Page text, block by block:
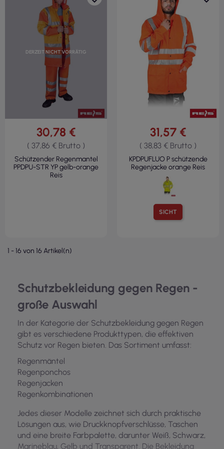
DERZEIT NICHT VORRÄTIG
30,78 €
( 37,86 € Brutto )
Schützender Regenmantel
PPDPU-STR YP gelb-orange
Reis
SICHT
31,57 €
( 38,83 € Brutto )
KPDPUFLUO P schützende
Regenjacke orange Reis
1 - 16 von 16 Artikel(n)
Schutzbekleidung gegen Regen -
große Auswahl
In der Kategorie der Schutzbekleidung gegen Regen
gibt es verschiedene Produkttypen, die effektiven
Schutz vor Regen bieten. Das Sortiment umfasst:
Regenmäntel
Regenponchos
Regenjacken
Regenkombinationen
Jedes dieser Modelle zeichnet sich durch praktische
Lösungen aus, wie Druckknopfverschlüsse, Taschen
und eine breite Farbpalette, darunter Weiß, Schwarz,
Marineblau, Gelb und Transparent. Die Bekleidung